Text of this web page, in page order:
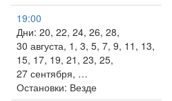
19:00
Дни: 20, 22, 24, 26, 28,
30 августа, 1, 3, 5, 7, 9, 11, 13,
15, 17, 19, 21, 23, 25,
27 сентября, …
Остановки: Везде